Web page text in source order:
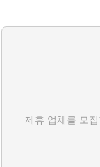
제휴 업체를 모